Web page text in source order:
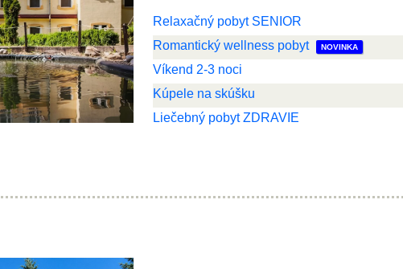
Relaxačný pobyt SENIOR
Romantický wellness pobyt
NOVINKA
Víkend 2-3 noci
Kúpele na skúšku
Liečebný pobyt ZDRAVIE